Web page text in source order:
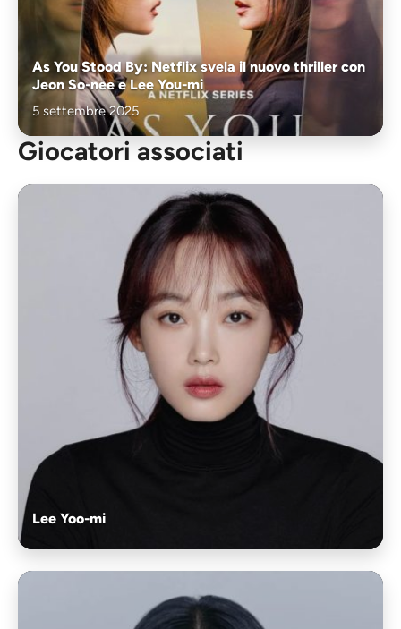
As You Stood By: Netflix svela il nuovo thriller con
Jeon So-nee e Lee You-mi
5 settembre 2025
Giocatori associati
Lee Yoo-mi